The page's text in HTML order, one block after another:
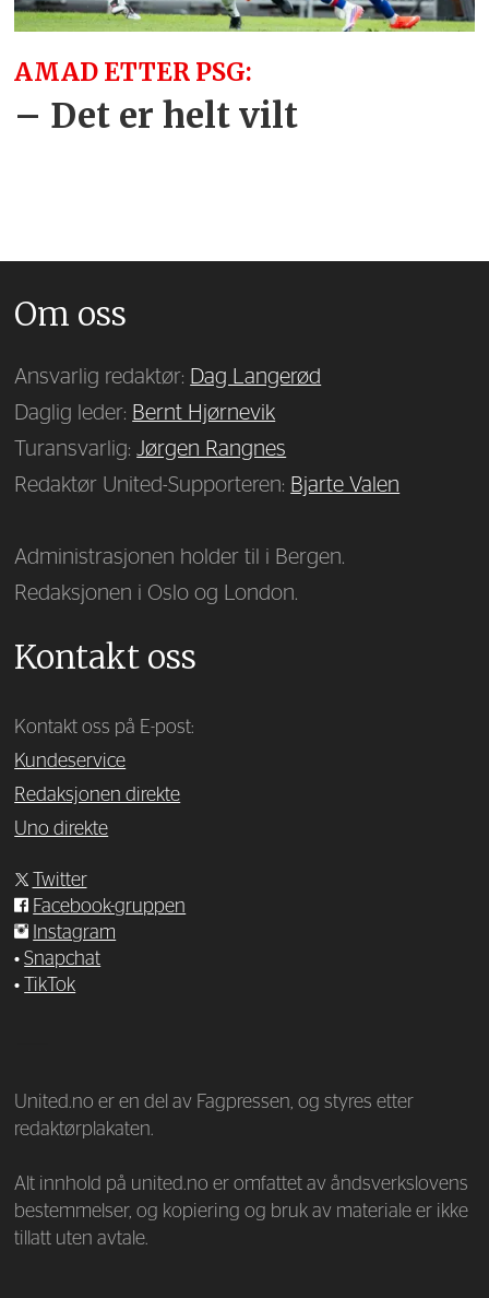
AMAD ETTER PSG:
– Det er helt vilt
Om oss
Ansvarlig redaktør: Dag Langerød
Daglig leder: Bernt Hjørnevik
Turansvarlig:Jørgen Rangnes
Redaktør United-Supporteren: Bjarte Valen
Administrasjonen holder til i Bergen.
Redaksjonen i Oslo og London.
Kontakt oss
Kontakt oss på E-post:
Kundeservice
Redaksjonen direkte
Uno direkte
Twitter
Facebook-gruppen
Instagram
•Snapchat
•
TikTok
United.no er en del av Fagpressen, og styres etter
redaktørplakaten.
Alt innhold på united.no er omfattet av åndsverkslovens
bestemmelser, og kopiering og bruk av materiale er ikke
tillatt uten avtale.